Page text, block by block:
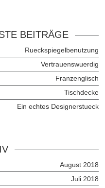
BEITRÄGE
Rueckspiegelbenutzung
Vertrauenswuerdig
Franzenglisch
Tischdecke
Ein echtes Designerstueck
August 2018
Juli 2018